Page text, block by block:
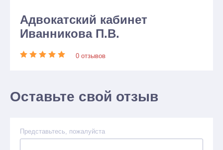
Адвокатский кабинет
Иванникова П.В.
0 отзывов
Оставьте свой отзыв
Представьтесь, пожалуйста